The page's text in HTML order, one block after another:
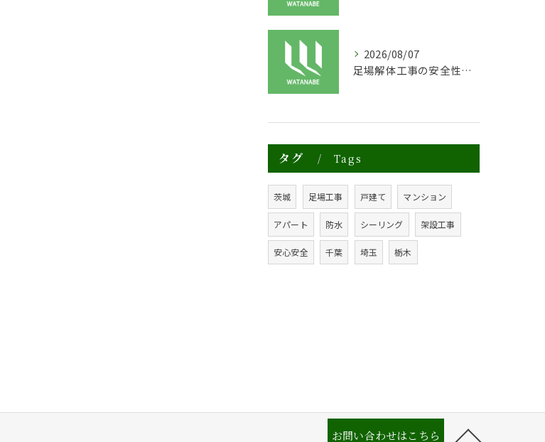
2026/08/07
足場解体工事の安全性と効率化のポイント
タグ Tags
茨城 足場工事 戸建て マンション
アパート 防水 シーリング 架設工事
安心安全 千葉 埼玉 栃木
お問い合わせはこちら